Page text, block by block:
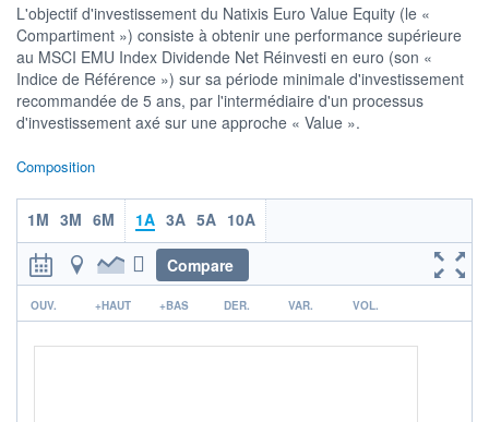
CATÉGORIE MORNINGSTAR
Actions Zone Euro
Grandes Cap.
FONDS PARTENAIRES
TARIFS PRIVILÉGIÉS 0%
CTO BUSINESS
Non éligible Boursobank
ACTIF NET (EUR)
6M / 31.03.23
L'objectif d'investissement du Natixis Euro Value Equity (le «
Compartiment ») consiste à obtenir une performance supérieure
au MSCI EMU Index Dividende Net Réinvesti en euro (son «
Indice de Référence ») sur sa période minimale d'investissement
recommandée de 5 ans, par l'intermédiaire d'un processus
d'investissement axé sur une approche « Value ».
Composition
1M 3M 6M 1A 3A 5A 10A
Compare
r
OUV. +HAUT +BAS DER. VAR. VOL.